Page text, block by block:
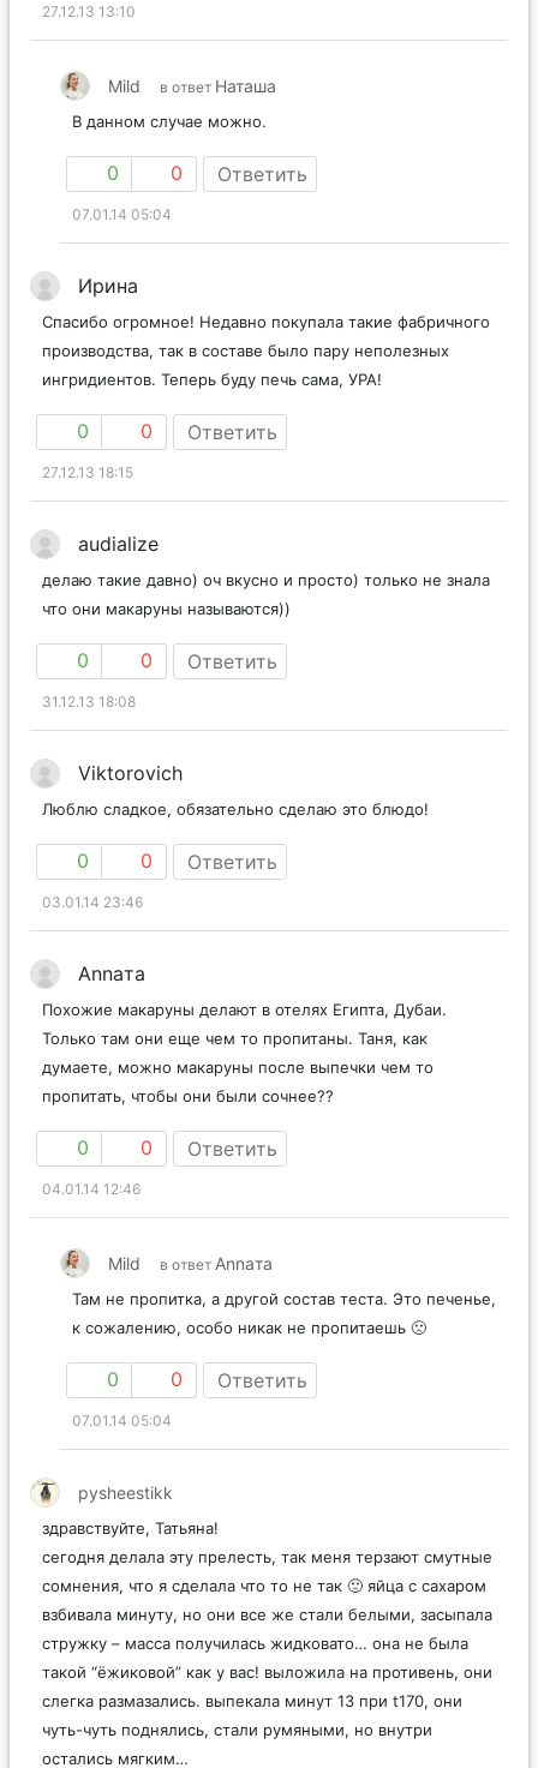
27.12.13 13:10
Mild в ответ Наташа
В данном случае можно.
0 0 Ответить
07.01.14 05:04
Ирина
Спасибо огромное! Недавно покупала такие фабричного
производства, так в составе было пару неполезных
ингридиентов. Теперь буду печь сама, УРА!
0 0 Ответить
27.12.13 18:15
audialize
делаю такие давно) оч вкусно и просто) только не знала
что они макаруны называются))
0 0 Ответить
31.12.13 18:08
Viktorovich
Люблю сладкое, обязательно сделаю это блюдо!
0 0 Ответить
03.01.14 23:46
Annaта
Похожие макаруны делают в отелях Египта, Дубаи.
Только там они еще чем то пропитаны. Таня, как
думаете, можно макаруны после выпечки чем то
пропитать, чтобы они были сочнее??
0 0 Ответить
04.01.14 12:46
Mild в ответ Annaта
Там не пропитка, а другой состав теста. Это печенье,
к сожалению, особо никак не пропитаешь 🙁
0 0 Ответить
07.01.14 05:04
pysheestikk
здравствуйте, Татьяна!
сегодня делала эту прелесть, так меня терзают смутные
сомнения, что я сделала что то не так 🙁 яйца с сахаром
взбивала минуту, но они все же стали белыми, засыпала
стружку – масса получилась жидковато… она не была
такой “ёжиковой” как у вас! выложила на противень, они
слегка размазались. выпекала минут 13 при t170, они
чуть-чуть поднялись, стали румяными, но внутри
остались мягким…